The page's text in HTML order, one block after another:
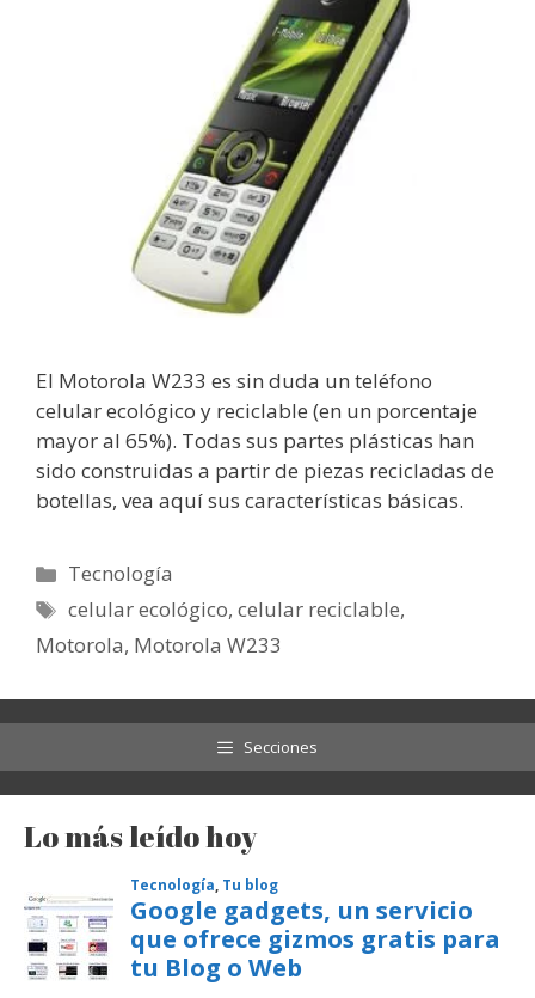
El Motorola W233 es sin duda un teléfono
celular ecológico y reciclable (en un porcentaje
mayor al 65%). Todas sus partes plásticas han
sido construidas a partir de piezas recicladas de
botellas, vea aquí sus características básicas.
Categorías
Tecnología
Etiquetas
celular ecológico,celular reciclable,
Motorola, Motorola W233
Secciones
Lo más leído hoy